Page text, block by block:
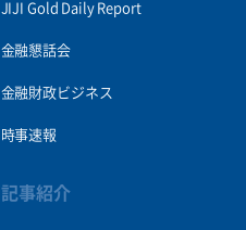
JIJI Gold Daily Report
金融懇話会
金融財政ビジネス
時事速報
記事紹介